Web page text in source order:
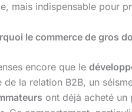
mais indispensable pour
le commerce de gros
encore que le
de la relation B2B, un
ont déjà acheté